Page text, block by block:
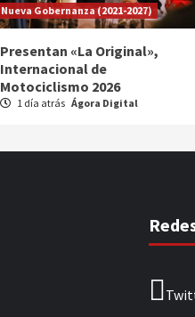
Nueva Gobernanza (2021-2027)
Presentan «La Original»,
Internacional de
Motociclismo 2026
1 día atrás Ágora Digital